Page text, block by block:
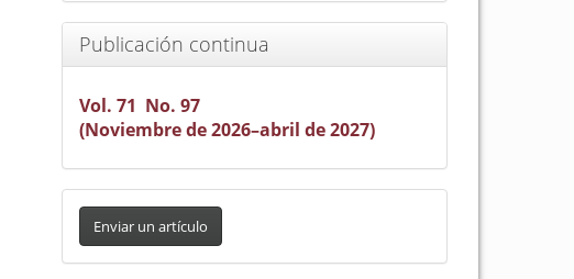
Publicación continua
Vol. 71 No. 97
(Noviembre de 2026–abril de 2027)
Enviar
artículo
Enviar un artículo